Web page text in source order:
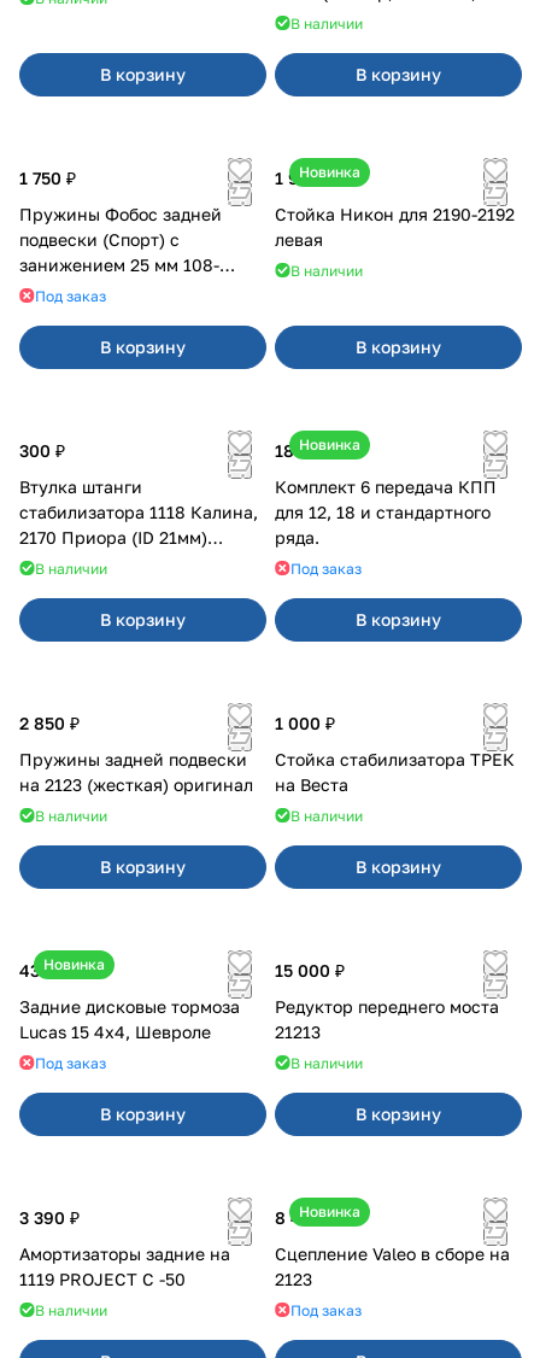
В корзину
подшипником) 2шт 10122
В наличии
В корзину
1 750 ₽
Пружины Фобос задней
подвески (Спорт) с
занижением 25 мм 108-
21099, 2113-2115
Под заказ
В корзину
Новинка
1 900 ₽
Стойка Никон для 2190-2192
левая
В наличии
В корзину
300 ₽
Втулка штанги
стабилизатора 1118 Калина,
2170 Приора (ID 21мм)
VTULKA (желтая) 17-01-110
В наличии
В корзину
Новинка
18 000 ₽
Комплект 6 передача КПП
для 12, 18 и стандартного
ряда.
Под заказ
В корзину
2 850 ₽
Пружины задней подвески
на 2123 (жесткая) оригинал
В наличии
В корзину
1 000 ₽
Стойка стабилизатора ТРЕК
на Веста
В наличии
В корзину
Новинка
43 000 ₽
Задние дисковые тормоза
Lucas 15 4х4, Шевроле
Под заказ
В корзину
15 000 ₽
Редуктор переднего моста
21213
В наличии
В корзину
3 390 ₽
Амортизаторы задние на
1119 PROJECT С -50
В наличии
Новинка
8 400 ₽
Сцепление Valeo в сборе на
2123
Под заказ